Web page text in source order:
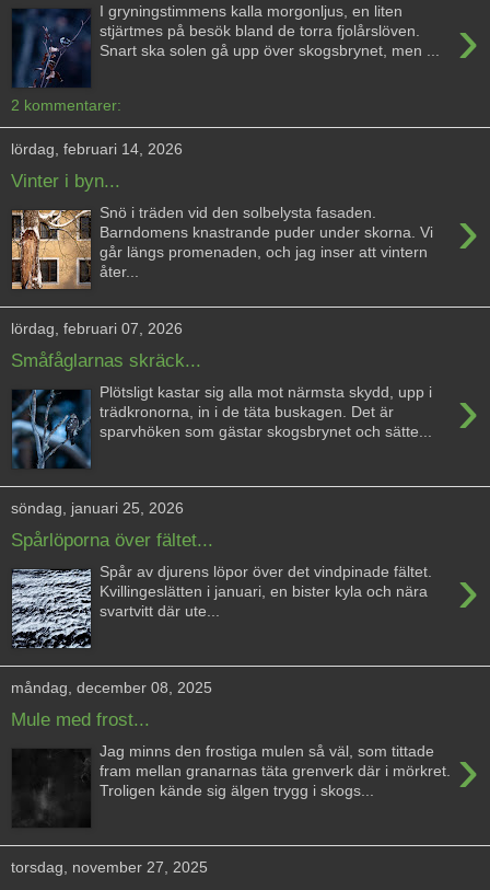
›
I gryningstimmens kalla morgonljus, en liten
stjärtmes på besök bland de torra fjolårslöven.
Snart ska solen gå upp över skogsbrynet, men ...
2 kommentarer:
lördag, februari 14, 2026
Vinter i byn...
›
Snö i träden vid den solbelysta fasaden.
Barndomens knastrande puder under skorna. Vi
går längs promenaden, och jag inser att vintern
åter...
lördag, februari 07, 2026
Småfåglarnas skräck...
›
Plötsligt kastar sig alla mot närmsta skydd, upp i
trädkronorna, in i de täta buskagen. Det är
sparvhöken som gästar skogsbrynet och sätte...
söndag, januari 25, 2026
Spårlöporna över fältet...
›
Spår av djurens löpor över det vindpinade fältet.
Kvillingeslätten i januari, en bister kyla och nära
svartvitt där ute...
måndag, december 08, 2025
Mule med frost...
›
Jag minns den frostiga mulen så väl, som tittade
fram mellan granarnas täta grenverk där i mörkret.
Troligen kände sig älgen trygg i skogs...
torsdag, november 27, 2025